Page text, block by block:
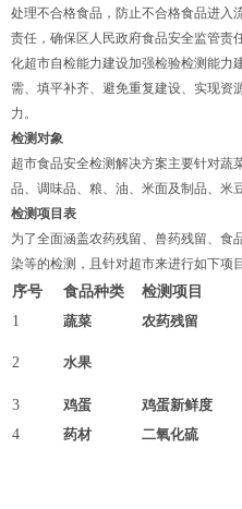
处理不合格食品，防止不合格食品进入
责任，确保区人民政府食品安全监管责
化超市自检能力建设加强检验检测能力
需、填平补齐、避免重复建设、实现资
力。
检测对象
超市食品安全检测解决方案主要针对蔬
品、调味品、粮、油、米面及制品、米
检测项目表
为了全面涵盖农药残留、兽药残留、食
染等的检测，且针对超市来进行如下项
序号 食品种类 检测项目
1
蔬菜 农药残留
2 水果
3 鸡蛋 鸡蛋新鲜度
4 药材 二氧化硫